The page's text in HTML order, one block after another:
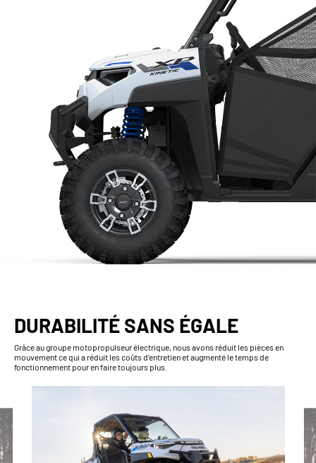
DURABILITÉ SANS ÉGALE
Grâce au groupe motopropulseur électrique, nous avons réduit les pièces en
mouvement ce qui a réduit les coûts d’entretien et augmenté le temps de
fonctionnement pour en faire toujours plus.